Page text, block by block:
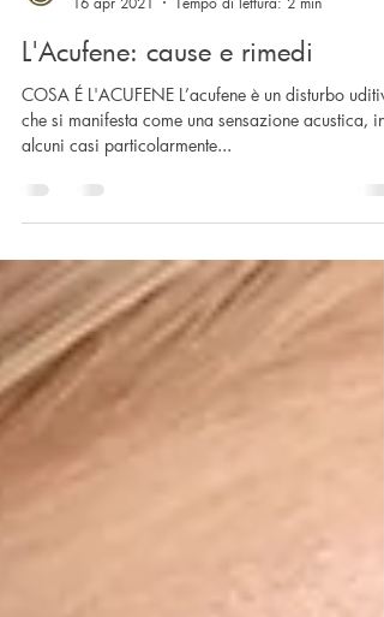
redazione WS
16 apr 2021
Tempo di lettura: 2 min
L'Acufene: cause e rimedi
COSA É L'ACUFENE L’acufene è un disturbo
alcuni casi particolarmente...